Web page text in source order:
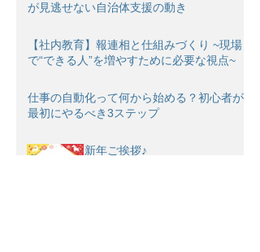
が見逃せない自治体支援の動き
【社内教育】報連相と仕組みづくり ~現場
で“できる人”を増やすために必要な視点~
仕事の自動化って何から始める？初心者が
最初にやるべき3ステップ
新年ご挨拶♪